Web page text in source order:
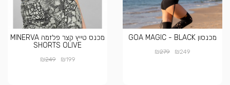
מכנסון GOA MAGIC - BLACK
₪249
₪279
מכנס טייץ קצר פלזמה MINERVA
SHORTS OLIVE
₪199
₪249